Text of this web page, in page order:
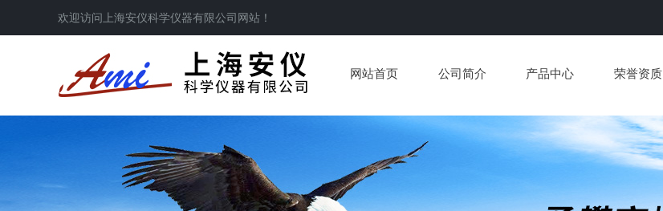
欢迎访问 上海安仪科学仪器有限公司 网站！
网站首页 公司简介 产品中心 荣誉资质